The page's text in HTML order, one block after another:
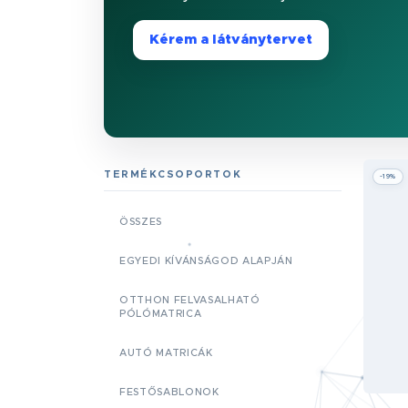
Kérem a látványtervet
TERMÉKCSOPORTOK
ÖSSZES
EGYEDI KÍVÁNSÁGOD ALAPJÁN
OTTHON FELVASALHATÓ
PÓLÓMATRICA
AUTÓ MATRICÁK
FESTŐSABLONOK
-19%